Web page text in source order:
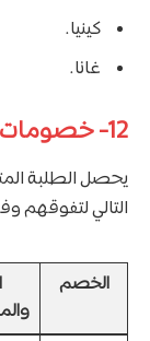
كينيا.
غانا.
12- خصومات الامتياز في الكليات:
يحصل الطلبة
التالي لتفوقهم
الخصم